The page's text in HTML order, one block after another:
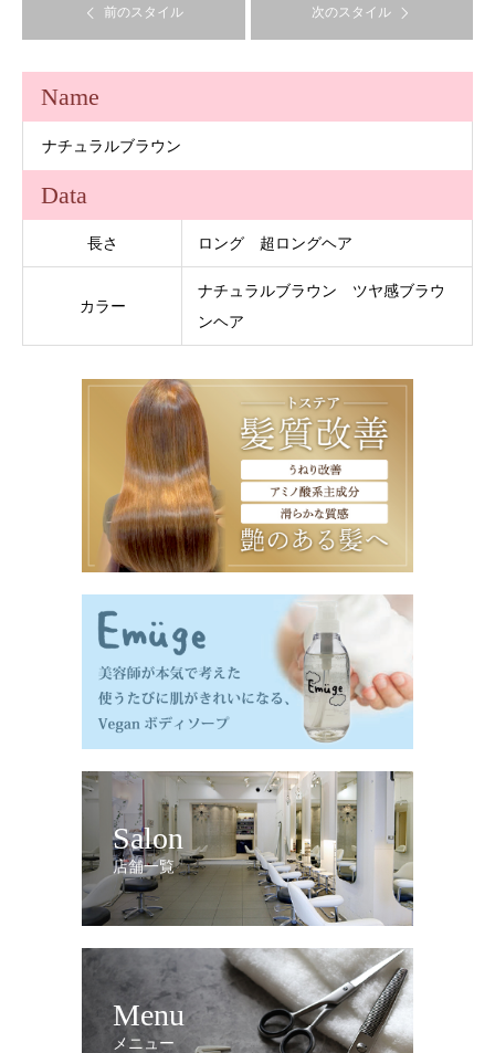
前のスタイル 次のスタイル
Name
ナチュラルブラウン
Data
長さ ロング 超ロングヘア
カラー
ナチュラルブラウン ツヤ感ブラウ
ンヘア
Salon
店舗一覧
Menu
メニュー